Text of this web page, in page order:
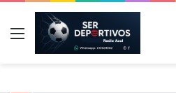
Menú